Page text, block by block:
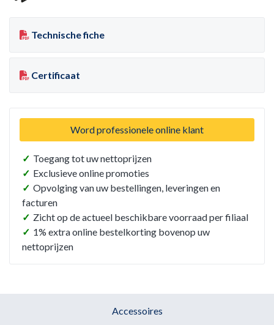
Technische fiche
Certificaat
Word professionele online klant
✓ Toegang tot uw nettoprijzen
✓ Exclusieve online promoties
✓ Opvolging van uw bestellingen, leveringen en
facturen
✓ Zicht op de actueel beschikbare voorraad per filiaal
✓ 1% extra online bestelkorting bovenop uw
nettoprijzen
Accessoires